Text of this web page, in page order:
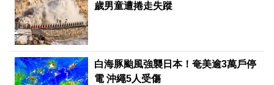
歲男童遭捲走失蹤
白海豚颱風強襲日本！奄美逾3萬戶停
電 沖繩5人受傷